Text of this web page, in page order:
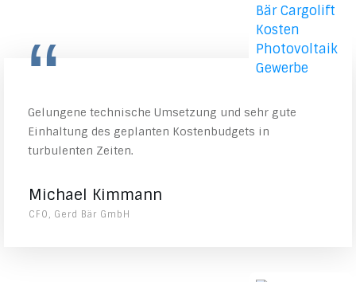
“
Gelungene technische Umsetzung und sehr gute
Einhaltung des geplanten Kostenbudgets in
turbulenten Zeiten.
Michael Kimmann
CFO, Gerd Bär GmbH